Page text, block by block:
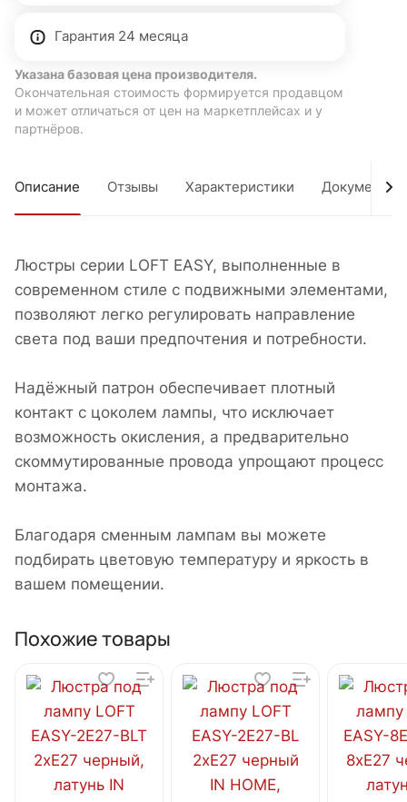
Гарантия 24 месяца
Указана базовая цена производителя.
Окончательная стоимость формируется продавцом
и может отличаться от цен на маркетплейсах и у
партнёров.
Описание Отзывы Характеристики Документы
Люстры серии LOFT EASY, выполненные в
современном стиле с подвижными элементами,
позволяют легко регулировать направление
света под ваши предпочтения и потребности.
Надёжный патрон обеспечивает плотный
контакт с цоколем лампы, что исключает
возможность окисления, а предварительно
скоммутированные провода упрощают процесс
монтажа.
Благодаря сменным лампам вы можете
подбирать цветовую температуру и яркость в
вашем помещении.
Похожие товары